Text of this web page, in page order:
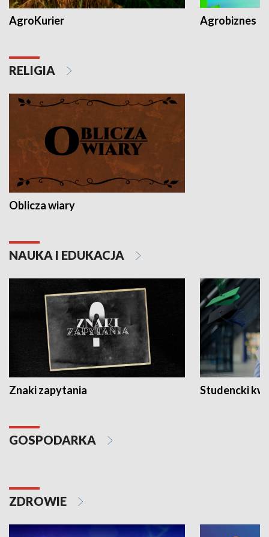
AgroKurier Agrobiznes
RELIGIA
Oblicza wiary
NAUKA I EDUKACJA
Znaki zapytania Studencki
GOSPODARKA
ZDROWIE